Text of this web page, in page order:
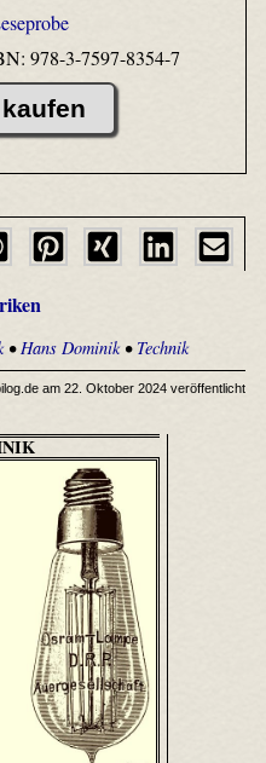
978-3-7597-8354-7
• Hans Dominik• Technik
am 22. Oktober 2024 veröffentlicht